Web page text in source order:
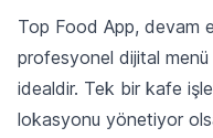
Top Food App, devam
profesyonel dijital
idealdir. Tek bir kafe
lokasyonu yönetiyor